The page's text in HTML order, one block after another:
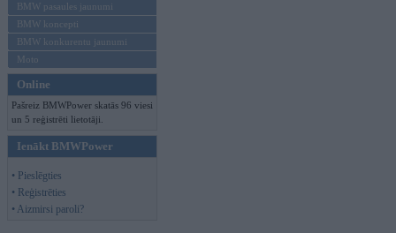
BMW pasaules jaunumi
BMW koncepti
BMW konkurentu jaunumi
Moto
Online
Pašreiz BMWPower skatās 96 viesi
un 5 reģistrēti lietotāji.
Ienākt BMWPower
• Pieslēgties
• Reģistrēties
• Aizmirsi paroli?